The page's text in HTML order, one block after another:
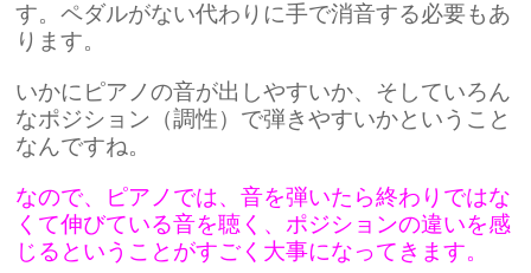
す。ペダルがない代わりに手で消音する必要もあ
ります。
いかにピアノの音が出しやすいか、そしていろん
なポジション（調性）で弾きやすいかということ
なんですね。
なので、ピアノでは、音を弾いたら終わりではな
くて伸びている音を聴く、ポジションの違いを感
じるということがすごく大事になってきます。